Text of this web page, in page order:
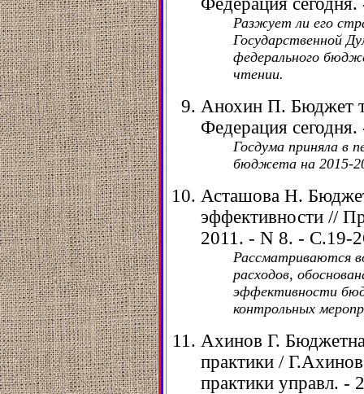
Разжует ли его
Государственной
федерального
чтении.
Анохин П. Бюджет
Федерация
Госдума приняла в
бюджета на 2015-
Асташова Н.
эффективности //
2011. - N 8. - С.19-
Рассматриваются
расходов,
эффективности
контрольных
Ахинов Г.
практики /
практики управл. -